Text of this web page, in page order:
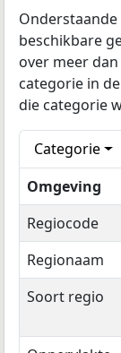
beschikbare
over meer
categorie in
die categorie
Categorie
Omgeving
Regiocode
Regionaam
Soort regio